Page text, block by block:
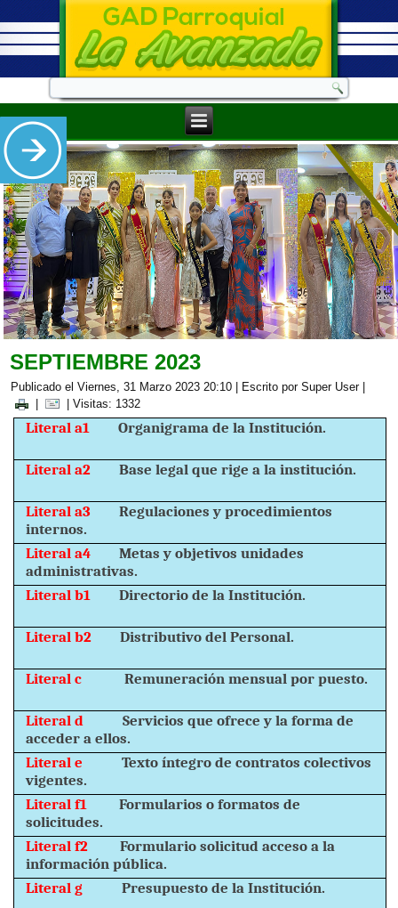
SEPTIEMBRE 2023
Publicado el Viernes, 31 Marzo 2023 20:10 Escrito por Super User|
| Visitas: 1332
Literal a1 Organigrama de la Institución.
Literal a2 Base legal que rige a la institución.
Literal a3 Regulaciones y procedimientos
internos.
Literal a4 Metas y objetivos unidades
administrativas.
Literal b1 Directorio de la Institución.
Literal b2 Distributivo del Personal.
Literal c Remuneración mensual por puesto.
Literal d Servicios que ofrece y la forma de
acceder a ellos.
Literal e Texto íntegro de contratos colectivos
vigentes.
Literal f1 Formularios o formatos de
solicitudes.
Literal f2 Formulario solicitud acceso a la
información pública.
Literal g Presupuesto de la Institución.